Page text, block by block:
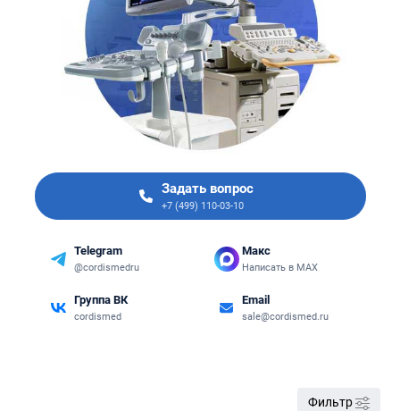
Задать вопрос
+7 (499) 110-03-10
Telegram
@cordismedru
Макс
Написать в MAX
Группа ВК
cordismed
Email
sale@cordismed.ru
Фильтр